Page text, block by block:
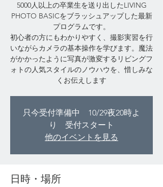
5000人以上の卒業生を送り出したLIVING
PHOTO BASICをブラッシュアップした最新
プログラムです。
初心者の方にもわかりやすく、撮影実習を行
いながらカメラの基本操作を学びます。魔法
がかかったように写真が激変するリビングフ
ォトの人気スタイルのノウハウを、惜しみな
くお伝えします
只今受付準備中 10/29夜20時よ
り 受付スタート
他のイベントを見る
日時・場所